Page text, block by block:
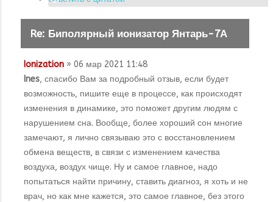
Re: Биполярный ионизатор Янтарь-7А
Ionization » 06 мар 2021 11:48
Ines, спасибо Вам за подробный отзыв, если будет
возможность, пишите еще в процессе, как происходят
изменения в динамике, это поможет другим людям с
нарушением сна. Вообще, более хороший сон многие
замечают, я лично связываю это с восстановлением
обмена веществ, в связи с изменением качества
воздуха, воздух чище. Ну и самое главное, надо
попытаться найти причину, ставить диагноз, я хоть и не
врач, но как мне кажется, это самое главное, без этого